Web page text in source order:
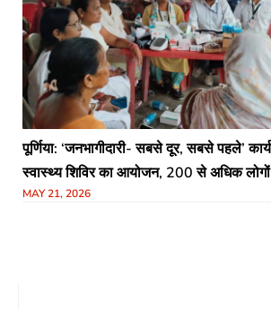
​पूर्णिया: ‘जनभागीदारी- सबसे दूर, सबसे पहले’
स्वास्थ्य शिविर का आयोजन, 200 से अधिक
MAY 21, 2026